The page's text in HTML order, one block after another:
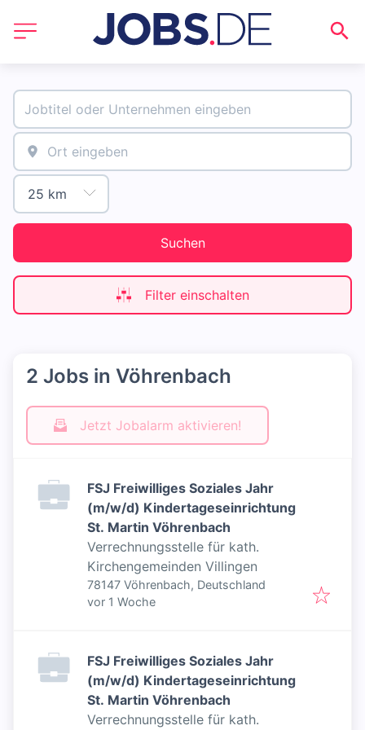
Suchen
Filter einschalten
2 Jobs in Vöhrenbach
Jetzt Jobalarm aktivieren!
FSJ Freiwilliges Soziales Jahr
(m/w/d) Kindertageseinrichtung
St. Martin Vöhrenbach
Verrechnungsstelle für kath.
Kirchengemeinden Villingen
78147 Vöhrenbach, Deutschland
Veröffentlicht
vor 1 Woche
FSJ Freiwilliges Soziales Jahr
(m/w/d) Kindertageseinrichtung
St. Martin Vöhrenbach
Verrechnungsstelle für kath.